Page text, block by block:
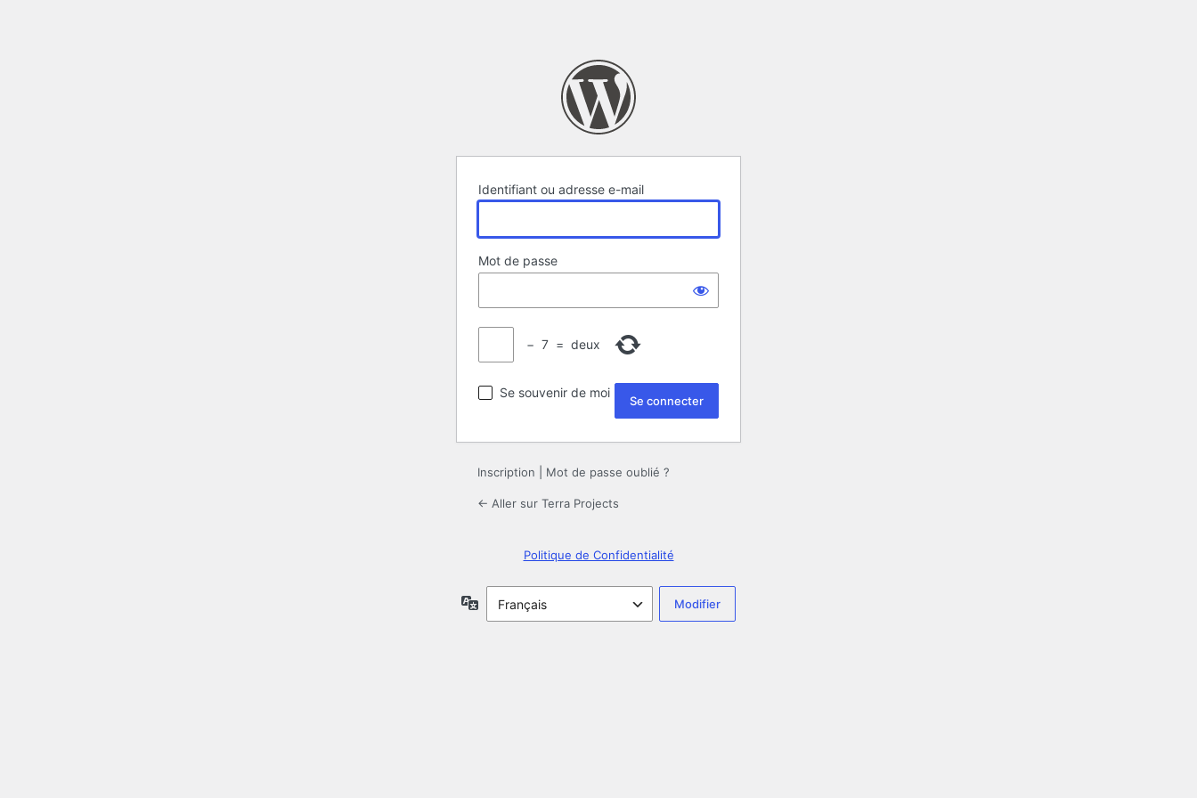
Identifiant ou adresse e-mail
Mot de passe
− 7 = deux
Se souvenir de moi
Inscription Mot de passe oublié ?
← Aller sur Terra Projects
Politique de Confidentialité
Langue